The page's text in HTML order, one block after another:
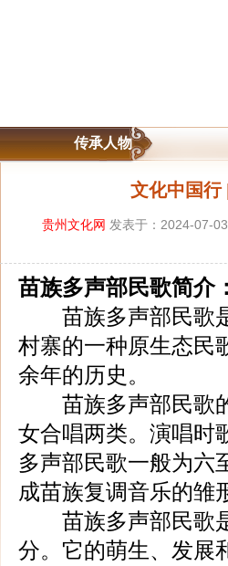
传承人物
文化中国行
贵州文化网 发表于：2024-07-
苗族多声部民歌简介：
苗族多声部民歌是
村寨的一种原生态民
余年的历史。
苗族多声部民歌的
女合唱两类。演唱时
多声部民歌一般为六
成苗族复调音乐的雏
苗族多声部民歌
分。它的萌生、发展